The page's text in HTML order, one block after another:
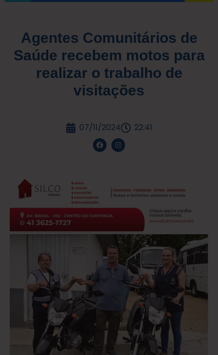
Agentes Comunitários de
Saúde recebem motos para
realizar o trabalho de
visitações
07/11/2024 22:41